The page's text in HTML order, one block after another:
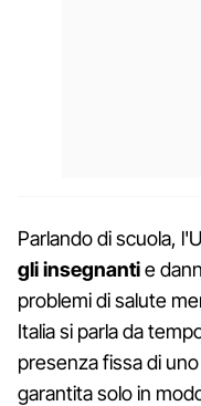
Parlando di scuola,
gli insegnantie
problemi di salute
Italia si parla da
presenza fissa di
garantita solo in